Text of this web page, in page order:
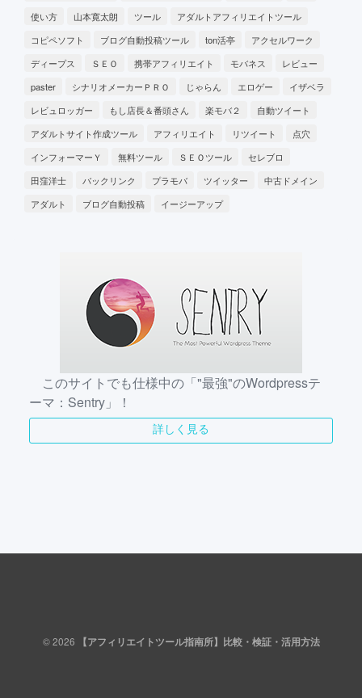
使い方
山本寛太朗 ツール
アダルトアフィリエイトツール
コピペソフト
ブログ自動投稿ツール ton活亭
アクセルワーク
ディープス
ＳＥＯ 携帯アフィリエイト モバネス
レビュー
paster
シナリオメーカーＰＲＯ じゃらん エロゲー
イザベラ
レビュロッガー
もし店長＆番頭さん 楽モバ２
自動ツイート
アダルトサイト作成ツール
アフィリエイト リツイート
点穴
インフォーマーＹ
無料ツール ＳＥＯツール
セレブロ
田窪洋士
バックリンク プラモバ ツイッター
中古ドメイン
アダルト
ブログ自動投稿 イージーアップ
このサイトでも仕様中の「"最強"のWordpressテ
ーマ：Sentry」！
詳しく見る
© 2026 【アフィリエイトツール指南所】比較・検証・活用方法